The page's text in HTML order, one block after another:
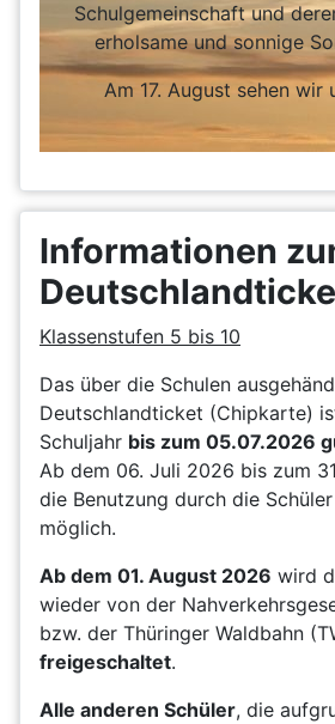
Schulgemeinschaft und
erholsame und sonnige
Am 17. August sehen wir
Informationen
Klassenstufen 5 bis 10
Das über die Schulen
Deutschlandticket (Chipkarte)
Schuljahr bis zum 05.07.2026
Ab dem 06. Juli 2026 bis zum
die Benutzung durch die
möglich.
Ab dem 01. August 2026 wird
wieder von der
bzw. der Thüringer Waldbahn
freigeschaltet.
Alle anderen Schüler, die